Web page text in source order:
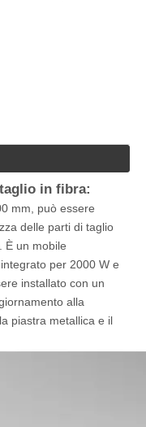
in fibra:
mm, può essere
delle parti di taglio
È un mobile
per 2000 W e
installato con un
alla
piastra metallica e il